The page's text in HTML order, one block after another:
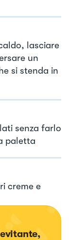
lasciare
un
si stenda in
senza farlo
paletta
creme e